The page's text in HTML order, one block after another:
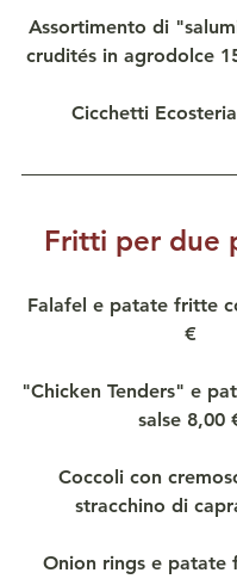
Assortimento di
crudités in agrodolce
Cicchetti
Fritti per due
Falafel e patate fritte
€
"Chicken Tenders" e
salse 8,00
Coccoli con
stracchino di
Onion rings e patate